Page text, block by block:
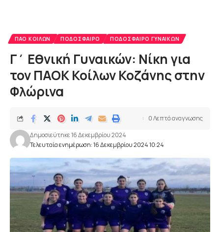
ΠΑΟ ΚΟΊΛΩΝ ΠΟΔΌΣΦΑΙΡΟ ΠΟΔΌΣΦΑΙΡΟ ΓΥΝΑΙΚΏΝ
Γ΄ Εθνική Γυναικών: Νίκη για
τον ΠΑΟΚ Κοίλων Κοζάνης στην
Φλώρινα
Τελευταία ενημέρωση: 16 Δεκεμβρίου 2024 10:24
Δημοσιεύτηκε 16 Δεκεμβρίου 2024
0 Λεπτά αναγνωσης